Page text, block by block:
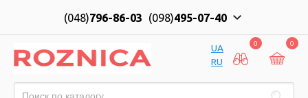
(048)796-86-03 (098)495-07-40
UA
RU
0 0